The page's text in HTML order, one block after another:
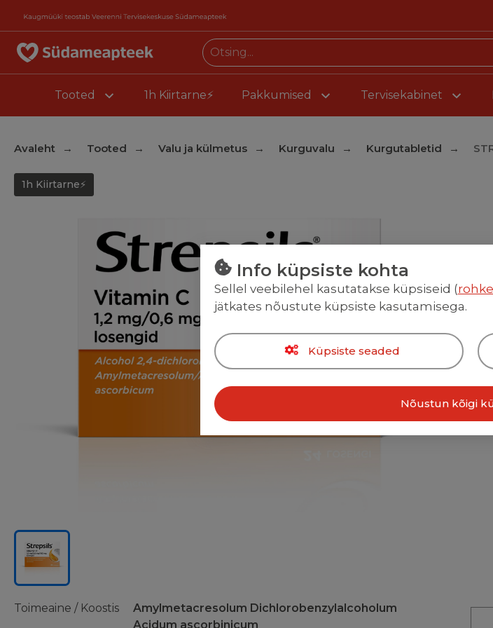
Tooted 1h Kiirtarne⚡ Pakkumised Tervisekabinet
Avaleht Tooted Valu ja külmetus Kurguvalu Kurgutabletid
1h Kiirtarne⚡
Toimeaine / Koostis
Amylmetacresolum Dichlorobenzylalcoholum
Acidum ascorbinicum
Info küpsiste kohta
Sellel veebilehel kasutatakse küpsiseid (
jätkates nõustute küpsiste kasutamisega.
Küpsiste seaded
Nõustun kõigi